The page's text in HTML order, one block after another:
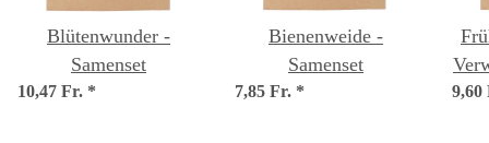
Blütenwunder -
Samenset
10,47 Fr. *
Bienenweide -
Samenset
7,85 Fr. *